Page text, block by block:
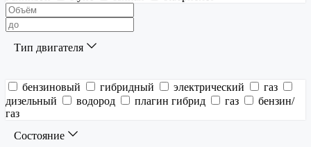
Тип двигателя
бензиновый гибридный электрический
газ
дизельный
водород плагин гибрид газ
бензин/
газ
Состояние